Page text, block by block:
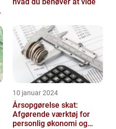
10 januar 2024
Årsopgørelse skat:
Afgørende værktøj for
personlig økonomi og